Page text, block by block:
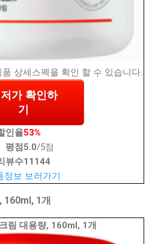
상세스펙을 확인 할 수 있습니다.
가 확인하
기
인율53%
평점 5.0/5점
뷰수11144
정보 보러가기
160ml, 1개
림 대용량, 160ml, 1개